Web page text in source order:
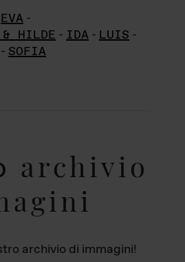
EVA -
& HILDE - IDA - LUIS -
- SOFIA
archivio
archivio di immagini!